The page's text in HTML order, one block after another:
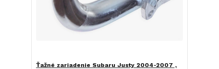
Ťažné zariadenie Subaru Justy 2004-2007 ,